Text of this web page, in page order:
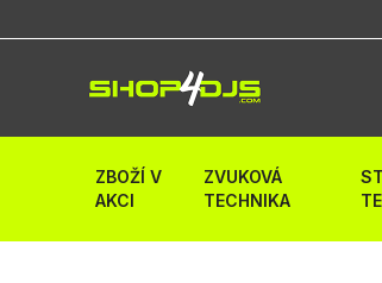
ZBOŽÍ V
AKCI
ZVUKOVÁ
TECHNIKA